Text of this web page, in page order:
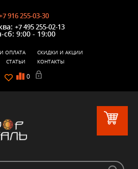
916 255-03-30
+7 495 255-02-13
сб: 9:00 - 19:00
0
ОПЛАТА
СКИДКИ И АКЦИИ
СТАТЬИ
КОНТАКТЫ